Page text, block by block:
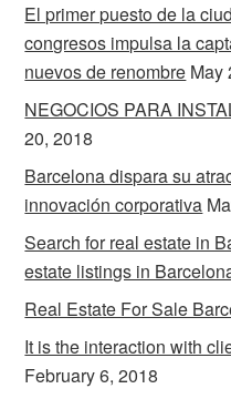
El primer puesto de la
congresos impulsa la
nuevos de renombre May
NEGOCIOS PARA
20, 2018
Barcelona dispara su
innovación corporativa
Search for real estate in
estate listings in
Real Estate For Sale
It is the interaction with
February 6, 2018